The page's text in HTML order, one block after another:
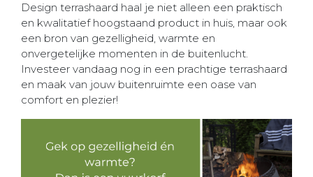
Design terrashaard haal je niet alleen een praktisch
en kwalitatief hoogstaand product in huis, maar ook
een bron van gezelligheid, warmte en
onvergetelijke momenten in de buitenlucht.
Investeer vandaag nog in een prachtige terrashaard
en maak van jouw buitenruimte een oase van
comfort en plezier!